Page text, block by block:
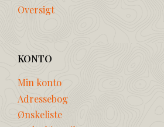
Oversigt
KONTO
Min konto
Adressebog
Ønskeliste